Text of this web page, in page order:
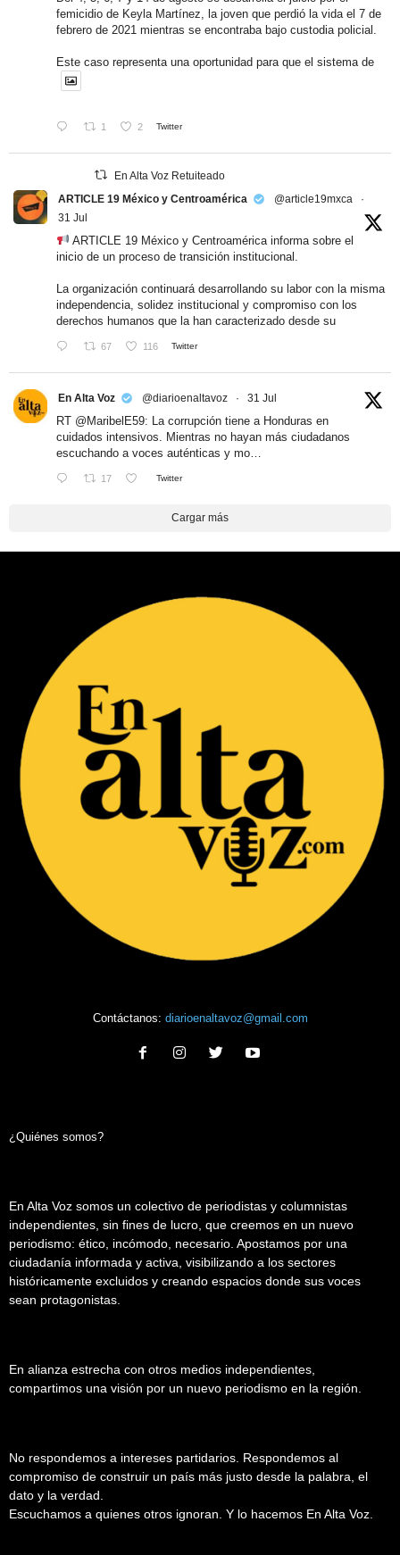
femicidio de Keyla Martínez, la joven que perdió la vida el 7 de
febrero de 2021 mientras se encontraba bajo custodia policial.
Este caso representa una oportunidad para que el sistema de
1 2 Twitter
En Alta Voz Retuiteado
ARTICLE 19 México y Centroamérica
@article19mxca
·
31 Jul
ARTICLE 19 México y Centroamérica informa sobre el
inicio de un proceso de transición institucional.
La organización continuará desarrollando su labor con la misma
independencia, solidez institucional y compromiso con los
derechos humanos que la han caracterizado desde su
67 116 Twitter
En Alta Voz @diarioenaltavoz · 31 Jul
RT @MaribelE59: La corrupción tiene a Honduras en
cuidados intensivos. Mientras no hayan más ciudadanos
escuchando a voces auténticas y mo…
17 Twitter
Cargar más
Contáctanos: diarioenaltavoz@gmail.com
¿Quiénes somos?
En Alta Voz somos un colectivo de periodistas y columnistas
independientes, sin fines de lucro, que creemos en un nuevo
periodismo: ético, incómodo, necesario. Apostamos por una
ciudadanía informada y activa, visibilizando a los sectores
históricamente excluidos y creando espacios donde sus voces
sean protagonistas.
En alianza estrecha con otros medios independientes,
compartimos una visión por un nuevo periodismo en la región.
No respondemos a intereses partidarios. Respondemos al
compromiso de construir un país más justo desde la palabra, el
dato y la verdad.
Escuchamos a quienes otros ignoran. Y lo hacemos En Alta Voz.